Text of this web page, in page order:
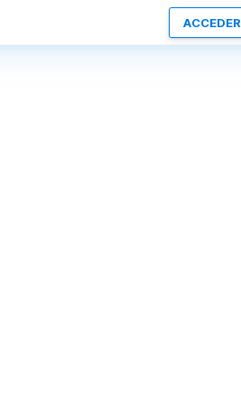
ACCEDER